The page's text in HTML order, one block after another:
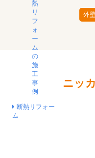
断熱リフォー
ム
外
ニッ